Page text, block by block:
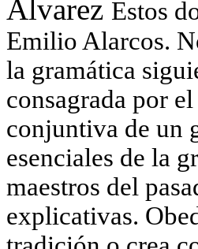
Álvarez Estos
Emilio Alarcos.
la gramática
consagrada por
conjuntiva de un
esenciales de la
maestros del
explicativas.